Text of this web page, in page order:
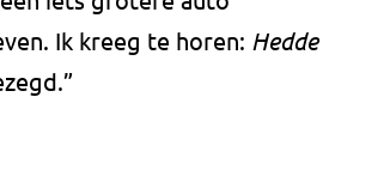
Ik kreeg te horen: Hedde